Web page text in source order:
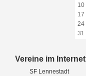
10
17
24
31
Vereine im Internet
SF Lennestadt